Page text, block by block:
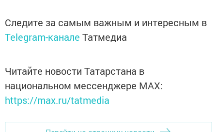
Следите за самым важным и интересным в
Telegram-канале Татмедиа
Читайте новости Татарстана в
национальном мессенджере MАХ:
https://max.ru/tatmedia